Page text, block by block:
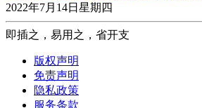
2022年7月14日星期四
即插之，易用之，省开支
版权声明
免责声明
隐私政策
服务条款